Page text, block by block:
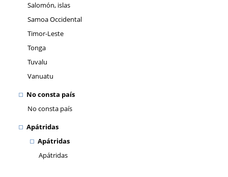
Salomón, islas
Samoa Occidental
Timor-Leste
Tonga
Tuvalu
Vanuatu
No consta país
No consta país
Apátridas
Apátridas
Apátridas